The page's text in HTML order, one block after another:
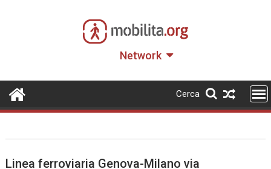
Network
Cerca
Linea ferroviaria Genova-Milano via